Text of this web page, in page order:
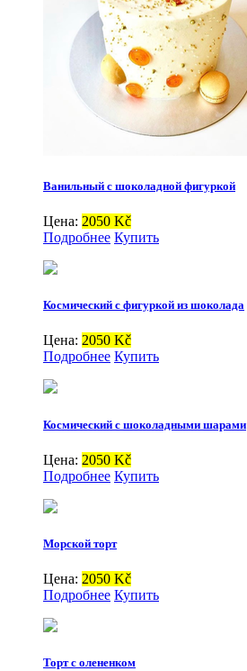
Ванильный с шоколадной фигуркой
Цена: 2050 Kč
Подробнее Купить
Космический с фигуркой из шоколада
Цена: 2050 Kč
Подробнее Купить
Космический с шоколадными шарами
Цена: 2050 Kč
Подробнее Купить
Морской торт
Цена: 2050 Kč
Подробнее Купить
Торт с олененком